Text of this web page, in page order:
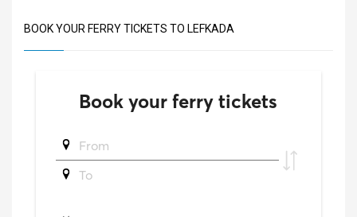
BOOK YOUR FERRY TICKETS TO LEFKADA